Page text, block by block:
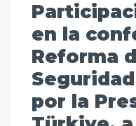
en la
Reforma
por la